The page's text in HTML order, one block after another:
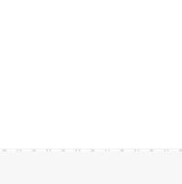
[at] cuni.cz